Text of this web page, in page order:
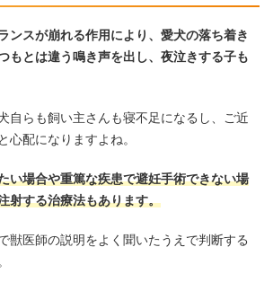
ンスが崩れる作用により、愛犬の落ち着き
もとは違う鳴き声を出し、夜泣きする子も
自らも飼い主さんも寝不足になるし、ご近
心配になりますよね。
い場合や重篤な疾患で避妊手術できない場
射する治療法もあります。
獣医師の説明をよく聞いたうえで判断する